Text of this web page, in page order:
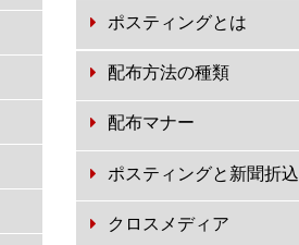
ポスティングとは
配布方法の種類
配布マナー
ポスティングと新聞折込
クロスメディア